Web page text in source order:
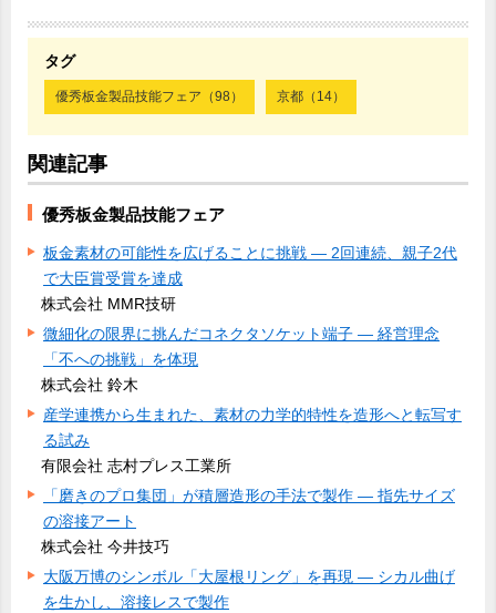
タグ
優秀板金製品技能フェア（98） 京都（14）
関連記事
優秀板金製品技能フェア
板金素材の可能性を広げることに挑戦 ― 2回連続、親子2代
で大臣賞受賞を達成
株式会社 MMR技研
微細化の限界に挑んだコネクタソケット端子 ― 経営理念
「不への挑戦」を体現
株式会社 鈴木
産学連携から生まれた、素材の力学的特性を造形へと転写す
る試み
有限会社 志村プレス工業所
「磨きのプロ集団」が積層造形の手法で製作 ― 指先サイズ
の溶接アート
株式会社 今井技巧
大阪万博のシンボル「大屋根リング」を再現 ― シカル曲げ
を生かし、溶接レスで製作